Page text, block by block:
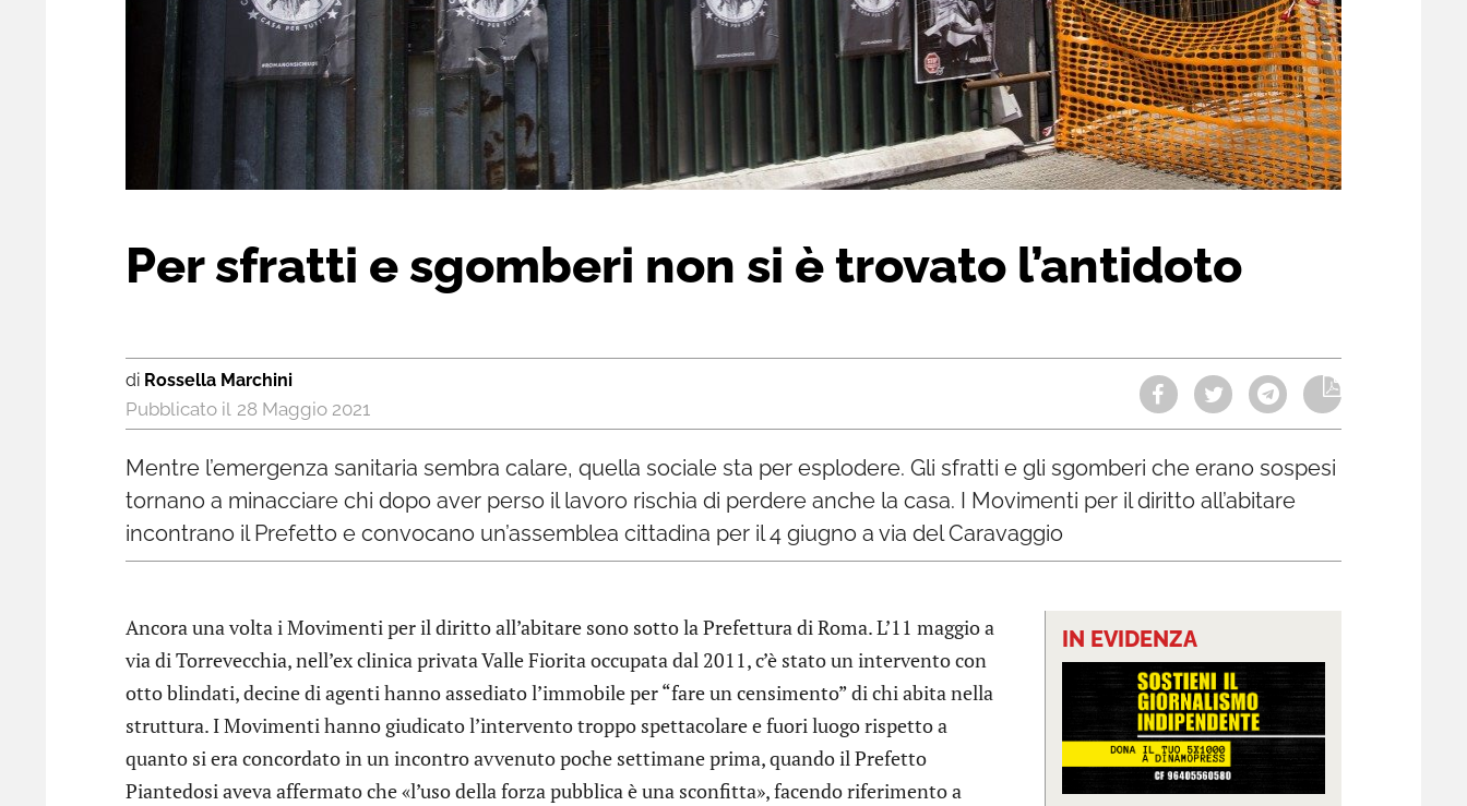
Per sfratti e sgomberi non si è trovato l’antidoto
di Rossella Marchini
28 Maggio 2021
Mentre l’emergenza sanitaria sembra calare, quella sociale sta per esplodere. Gli sfratti e gli sgomberi che erano sospesi
tornano a minacciare chi dopo aver perso il lavoro rischia di perdere anche la casa. I Movimenti per il diritto all’abitare
incontrano il Prefetto e convocano un’assemblea cittadina per il 4 giugno a via del Caravaggio
Ancora una volta i Movimenti per il diritto all’abitare sono sotto la Prefettura di Roma. L’11 maggio a
via di Torrevecchia, nell’ex clinica privata Valle Fiorita occupata dal 2011, c’è stato un intervento con
otto blindati, decine di agenti hanno assediato l’immobile per “fare un censimento” di chi abita nella
struttura. I Movimenti hanno giudicato l’intervento troppo spettacolare e fuori luogo rispetto a
quanto si era concordato in un incontro avvenuto poche settimane prima, quando il Prefetto
Piantedosi aveva affermato che «l’uso della forza pubblica è una sconfitta», facendo riferimento a
IN EVIDENZA